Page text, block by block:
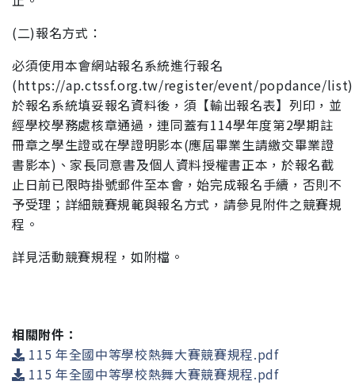
(二)報名方式：
必須使用本會網站報名系統進行報名
(https://ap.ctssf.org.tw/register/event/popdance/list)
於報名系統填妥報名資料後，須【輸出報名表】列印，並
經學校學務處核章通過，連同蓋有114學年度第2學期註
冊章之學生證或在學證明影本(應屆畢業生請繳交畢業證
書影本)、家長同意書及個人資料授權書正本，於報名截
止日前已限時掛號郵件至本會，始完成報名手續，否則不
予受理；詳細競賽規範與報名方式，請參見附件之競賽規
程。
詳見活動競賽規程，如附檔。
相關附件：
115 年全國中等學校熱舞大賽競賽規程.pdf
115 年全國中等學校熱舞大賽競賽規程.pdf